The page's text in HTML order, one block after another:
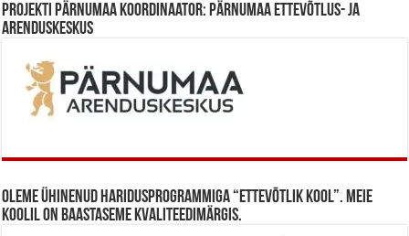
Projekti Pärnumaa koordinaator: Pärnumaa Ettevõtlus- ja
Arenduskeskus
Oleme ühinenud haridusprogrammiga “Ettevõtlik Kool”. Meie
koolil on baastaseme kvaliteedimärgis.